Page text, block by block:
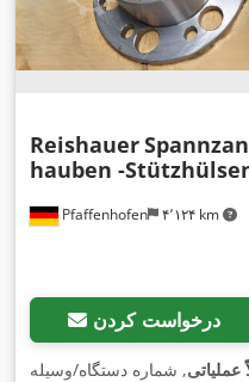
Pfaffenhofen ۴٬۱۲۴ km
Reishauer
hauben -
درخواست کردن
عملیاتی, شماره دستگاه/وسیله